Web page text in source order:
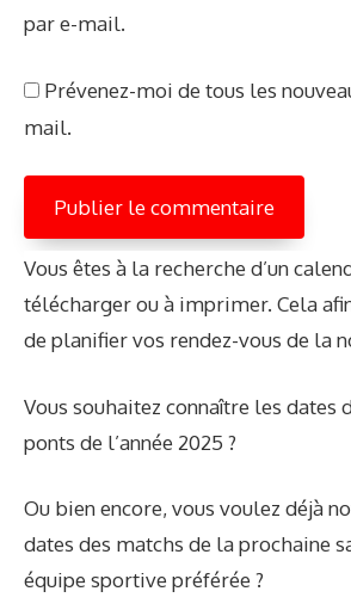
par e-mail.
Prévenez-moi de tous les
mail.
Vous êtes à la recherche d’un
télécharger ou à imprimer. Cela
de planifier vos rendez-vous de la
Vous souhaitez connaître les dates
ponts de l’année 2025 ?
Ou bien encore, vous voulez déjà
dates des matchs de la prochaine
équipe sportive préférée ?